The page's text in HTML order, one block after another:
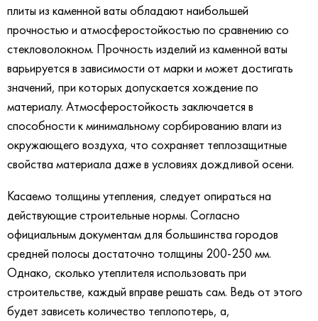
плиты из каменной ваты обладают наибольшей
прочностью и атмосферостойкостью по сравнению со
стекловолокном. Прочность изделий из каменной ваты
варьируется в зависимости от марки и может достигать
значений, при которых допускается хождение по
материалу. Атмосферостойкость заключается в
способности к минимальному сорбированию влаги из
окружающего воздуха, что сохраняет теплозащитные
свойства материала даже в условиях дождливой осени.
Касаемо толщины утепления, следует опираться на
действующие строительные нормы. Согласно
официальным документам для большинства городов
средней полосы достаточно толщины 200-250 мм.
Однако, сколько утеплителя использовать при
строительстве, каждый вправе решать сам. Ведь от этого
будет зависеть количество теплопотерь, а,